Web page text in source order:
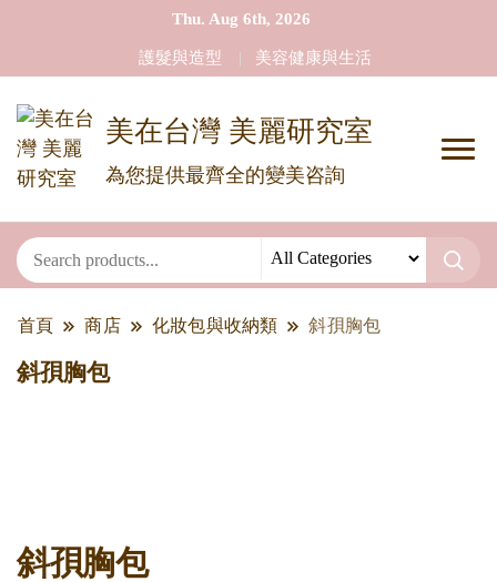
Thu. Aug 6th, 2026
護髮與造型 美容健康與生活
美在台灣 美麗研究室
為您提供最齊全的變美咨詢
首頁 商店 化妝包與收納類 斜孭胸包
斜孭胸包
斜孭胸包